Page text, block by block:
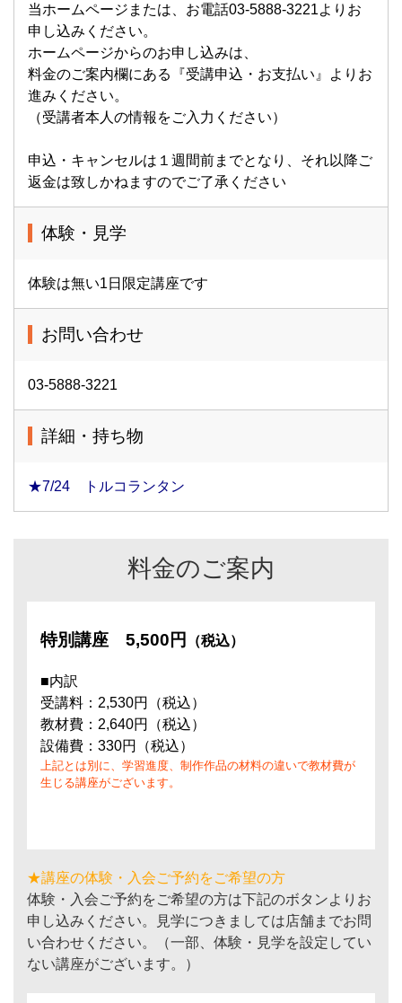
当ホームページまたは、お電話03-5888-3221よりお
申し込みください。
ホームページからのお申し込みは、
料金のご案内欄にある『受講申込・お支払い』よりお
進みください。
（受講者本人の情報をご入力ください）
申込・キャンセルは１週間前までとなり、それ以降ご
返金は致しかねますのでご了承ください
体験・見学
体験は無い1日限定講座です
お問い合わせ
03-5888-3221
詳細・持ち物
★7/24 トルコランタン
料金のご案内
特別講座 5,500円 （税込）
■内訳
受講料：2,530円（税込）
教材費：2,640円（税込）
設備費：330円（税込）
上記とは別に、学習進度、制作作品の材料の違いで教材費が
生じる講座がございます。
★講座の体験・入会ご予約をご希望の方
体験・入会ご予約をご希望の方は下記のボタンよりお
申し込みください。見学につきましては店舗までお問
い合わせください。（一部、体験・見学を設定してい
ない講座がございます。）